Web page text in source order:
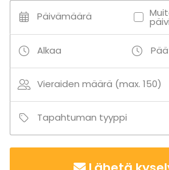
Lisätietoa aktiviteeteista
Museo tarjoaa taidepajoja ja
täydentämään monenlaisia
Päivämäärä
Alkaa
Vieraiden määrä (max. 150)
Tapahtuman tyyppi